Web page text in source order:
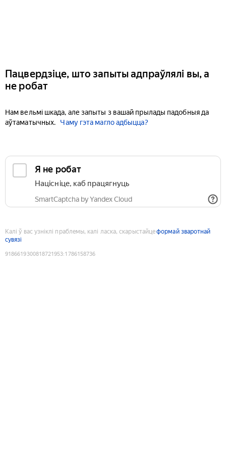
Пацвердзіце, што запыты адпраўлялі вы, а
не робат
Нам вельмі шкада, але запыты з вашай прылады падобныя да
аўтаматычных.
Чаму гэта магло адбыцца?
Я не робат
Націсніце, каб працягнуць
SmartCaptcha by Yandex Cloud
Калі ў вас узніклі праблемы, калі ласка, скарыстайцеформай зваротнай
сувязі
9186619300818721953:1786158736